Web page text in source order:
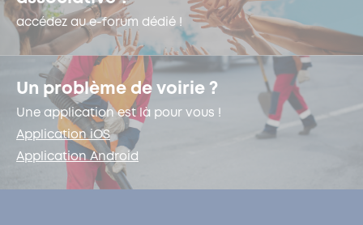
accédez au e-forum dédié !
Un problème de voirie ?
Une application est là pour vous !
Application iOS
Application Android